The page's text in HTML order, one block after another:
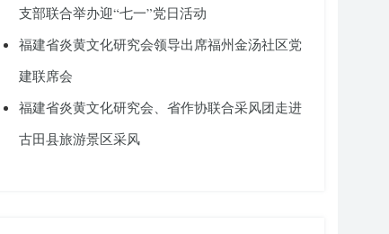
支部联合举办迎“七一”党日活动
福建省炎黄文化研究会领导出席福州金汤社区党
建联席会
福建省炎黄文化研究会、省作协联合采风团走进
古田县旅游景区采风